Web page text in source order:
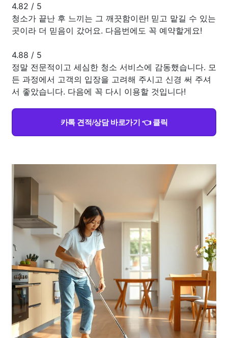
4.82 / 5
청소가 끝난 후 느끼는 그 깨끗함이란! 믿고 맡길 수 있는
곳이라 더 믿음이 갔어요. 다음번에도 꼭 예약할게요!
4.88 / 5
정말 전문적이고 세심한 청소 서비스에 감동했습니다. 모
든 과정에서 고객의 입장을 고려해 주시고 신경 써 주셔
서 좋았습니다. 다음에 꼭 다시 이용할 것입니다!
카톡 견적/상담 바로가기 👈 클릭